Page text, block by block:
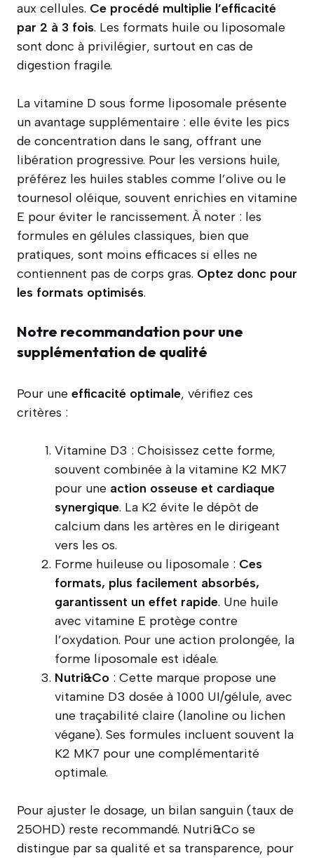
aux cellules. Ce procédé multiplie l’efficacité
par 2 à 3 fois. Les formats huile ou liposomale
sont donc à privilégier, surtout en cas de
digestion fragile.
La vitamine D sous forme liposomale présente
un avantage supplémentaire : elle évite les pics
de concentration dans le sang, offrant une
libération progressive. Pour les versions huile,
préférez les huiles stables comme l’olive ou le
tournesol oléique, souvent enrichies en vitamine
E pour éviter le rancissement. À noter : les
formules en gélules classiques, bien que
pratiques, sont moins efficaces si elles ne
contiennent pas de corps gras. Optez donc pour
les formats optimisés.
Notre recommandation pour une
supplémentation de qualité
Pour une efficacité optimale, vérifiez ces
critères :
Vitamine D3 : Choisissez cette forme,
souvent combinée à la vitamine K2 MK7
pour une action osseuse et cardiaque
synergique. La K2 évite le dépôt de
calcium dans les artères en le dirigeant
vers les os.
Forme huileuse ou liposomale : Ces
formats, plus facilement absorbés,
garantissent un effet rapide. Une huile
avec vitamine E protège contre
l’oxydation. Pour une action prolongée, la
forme liposomale est idéale.
Nutri&Co : Cette marque propose une
vitamine D3 dosée à 1000 UI/gélule, avec
une traçabilité claire (lanoline ou lichen
végane). Ses formules incluent souvent la
K2 MK7 pour une complémentarité
optimale.
Pour ajuster le dosage, un bilan sanguin (taux de
25OHD) reste recommandé. Nutri&Co se
distingue par sa qualité et sa transparence, pour